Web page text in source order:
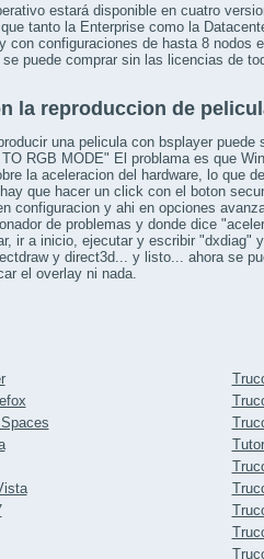
estará disponible en cuatro
tanto la Enterprise como la
con configuraciones de hasta 8 nodos
puede comprar sin las licencias de
la reproduccion de
una pelicula con bsplayer
RGB MODE" El problama es que
la aceleracion del hardware, lo que
que hacer un click con el boton
configuracion y ahi en opciones
de problemas y donde dice
ir a inicio, ejecutar y escribir "dxdiag"
y direct3d... y listo... ahora se
el overlay ni nada.